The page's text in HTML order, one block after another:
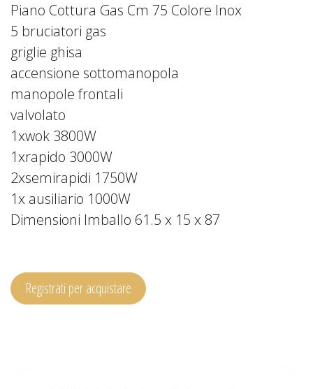
Piano Cottura Gas Cm 75 Colore Inox
5 bruciatori gas
griglie ghisa
accensione sottomanopola
manopole frontali
valvolato
1xwok 3800W
1xrapido 3000W
2xsemirapidi 1750W
1x ausiliario 1000W
Dimensioni Imballo 61.5 x 15 x 87
Registrati per acquistare